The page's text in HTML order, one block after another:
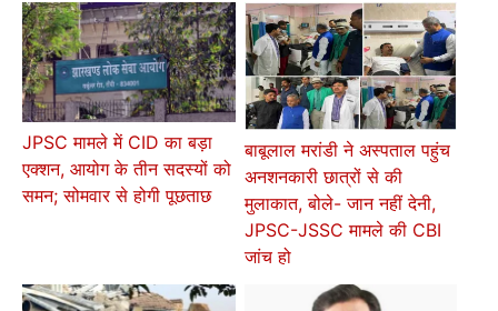
JPSC मामले में CID का बड़ा
एक्शन, आयोग के तीन सदस्यों को
समन; सोमवार से होगी पूछताछ
बाबूलाल मरांडी ने अस्पताल पहुंच
अनशनकारी छात्रों से की
मुलाकात, बोले- जान नहीं देनी,
JPSC-JSSC मामले की CBI
जांच हो